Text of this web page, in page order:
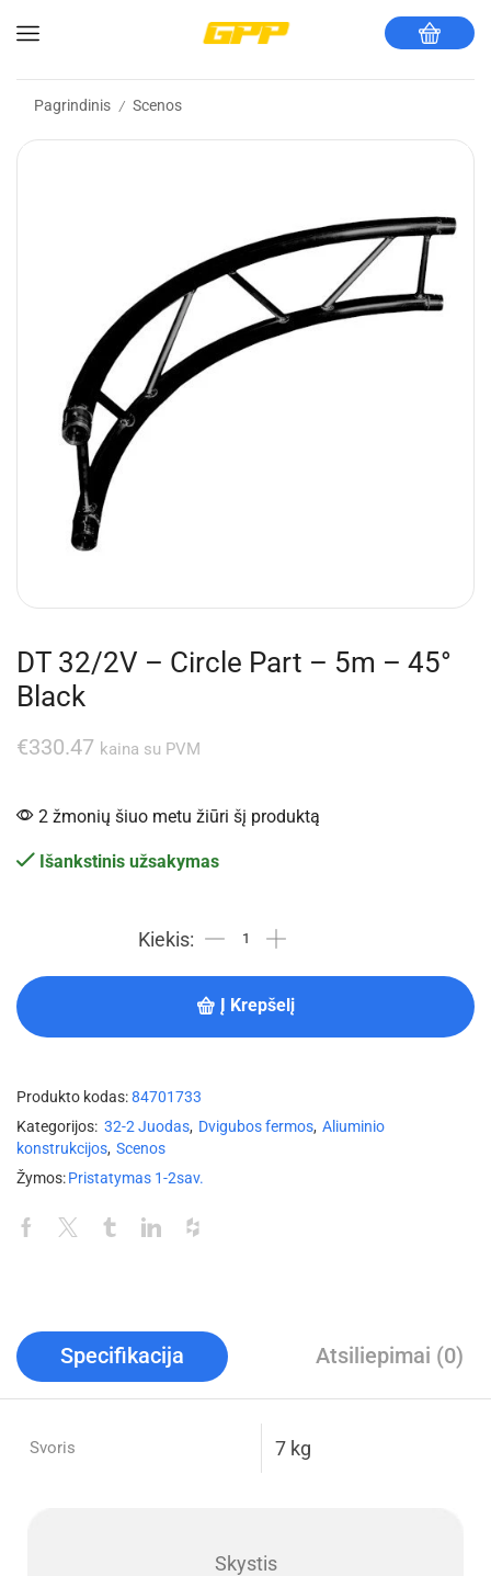
Pagrindinis / Scenos
DT 32/2V – Circle Part – 5m – 45°
Black
€330.47 kaina su PVM
2 žmonių šiuo metu žiūri šį produktą
Išankstinis užsakymas
Į Krepšelį
Produkto kodas:84701733
Kategorijos: 32-2 Juodas, Dvigubos fermos, Aliuminio
konstrukcijos, Scenos
Žymos:Pristatymas 1-2sav.
Specifikacija Atsiliepimai (0)
Svoris 7 kg
Skystis